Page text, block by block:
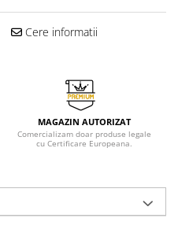
Cere informatii
MAGAZIN AUTORIZAT
Comercializam doar produse legale
cu Certificare Europeana.